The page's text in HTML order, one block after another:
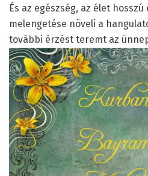
És az egészség, az élet
melengetése növeli a
további érzést teremt az